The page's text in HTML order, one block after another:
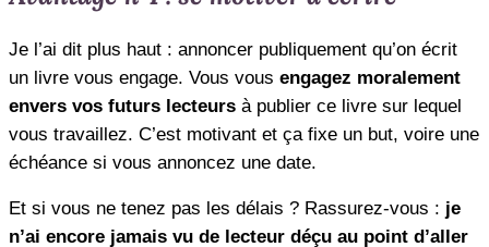
Je l’ai dit plus haut : annoncer publiquement qu’on écrit
un livre vous engage. Vous vous engagez moralement
envers vos futurs lecteurs à publier ce livre sur lequel
vous travaillez. C’est motivant et ça fixe un but, voire une
échéance si vous annoncez une date.
Et si vous ne tenez pas les délais ? Rassurez-vous : je
n’ai encore jamais vu de lecteur déçu au point d’aller